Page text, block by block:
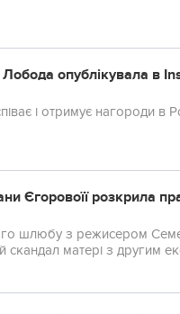
опублікувала в
і отримує нагороди в
Єгоровоїї розкрила
шлюбу з режисером
матері з другим